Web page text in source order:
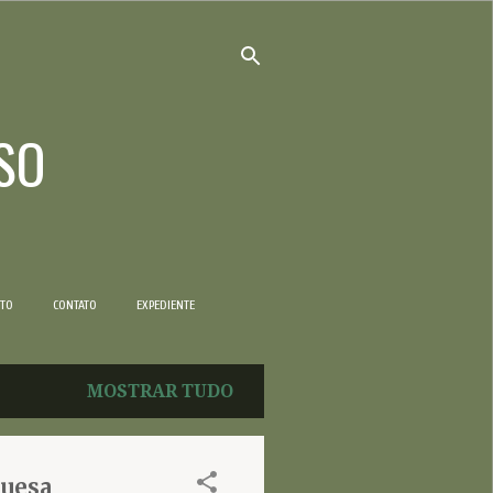
CONTATO EXPEDIENTE
MOSTRAR TUDO